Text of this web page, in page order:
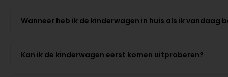
Wanneer heb ik de kinderwagen in huis als ik vandaag
Kan ik de kinderwagen eerst komen uitproberen?